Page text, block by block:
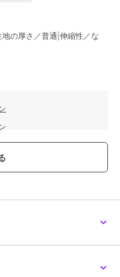
の厚さ／普通|伸縮性／な
ロペット ／
ーオール
ーオール